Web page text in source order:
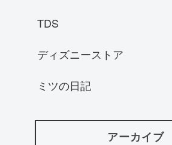
TDS
ディズニーストア
ミツの日記
アーカイブ